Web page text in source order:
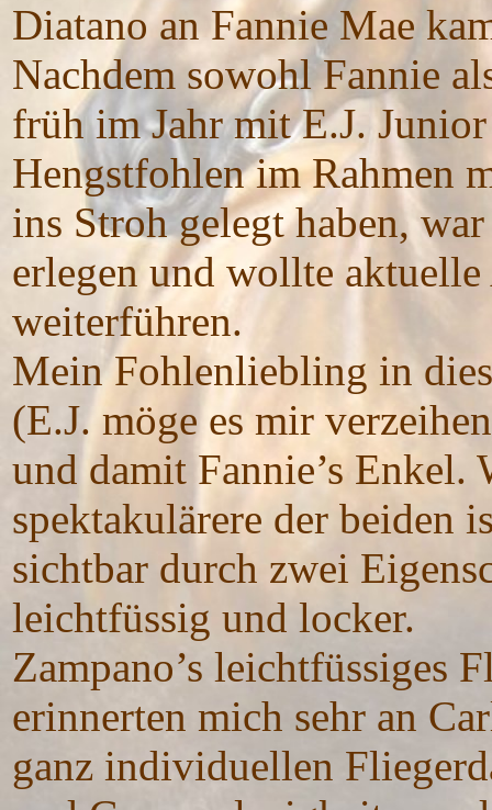
Diatano an Fannie Mae
Nachdem sowohl Fannie
früh im Jahr mit E.J.
Hengstfohlen im Rahmen
ins Stroh gelegt haben,
erlegen und wollte
weiterführen.
Mein Fohlenliebling in
(E.J. möge es mir
und damit Fannie’s Enkel.
spektakulärere der beiden
sichtbar durch zwei
leichtfüssig und locker.
Zampano’s leichtfüssiges
erinnerten mich sehr an
ganz individuellen